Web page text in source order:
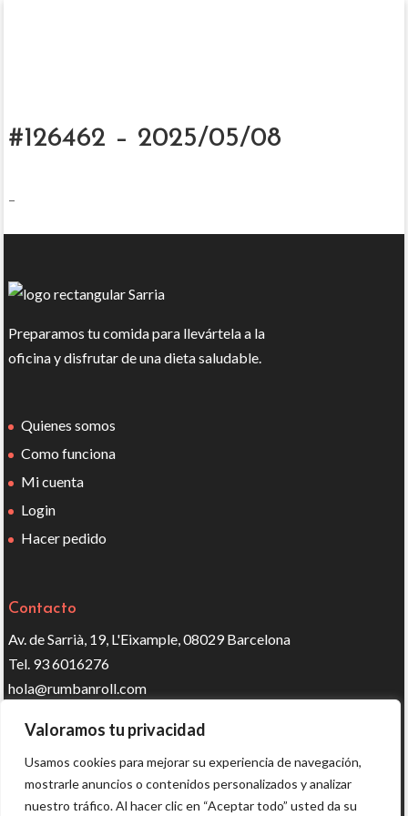
Valoramos tu privacidad
Usamos cookies para mejorar su experiencia de navegación,
mostrarle anuncios o contenidos personalizados y analizar
nuestro tráfico. Al hacer clic en “Aceptar todo” usted da su
#126462 – 2025/05/08
–
Preparamos tu comida para llevártela a la
oficina y disfrutar de una dieta saludable.
Quienes somos
Como funciona
Mi cuenta
Login
Hacer pedido
Contacto
Av. de Sarrià, 19, L'Eixample, 08029 Barcelona
Tel. 93 6016276
hola@rumbanroll.com
Síguenos en redes